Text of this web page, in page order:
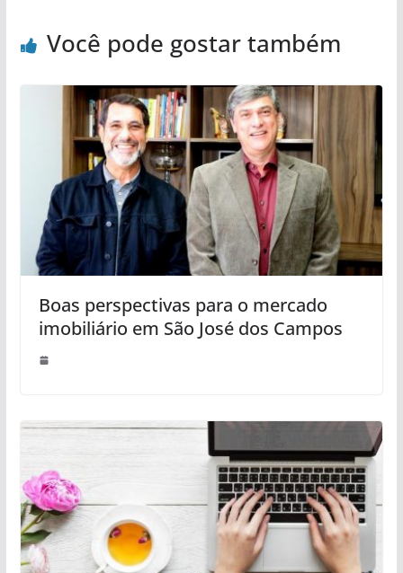
Você pode gostar também
Boas perspectivas para o mercado
imobiliário em São José dos Campos